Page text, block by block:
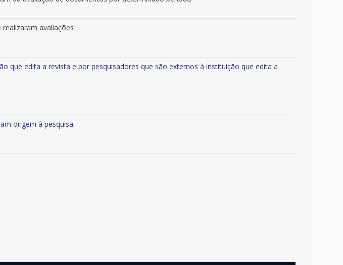
avaliações
que edita a revista e por pesquisadores que são externos à instituição que edita a
origem à pesquisa